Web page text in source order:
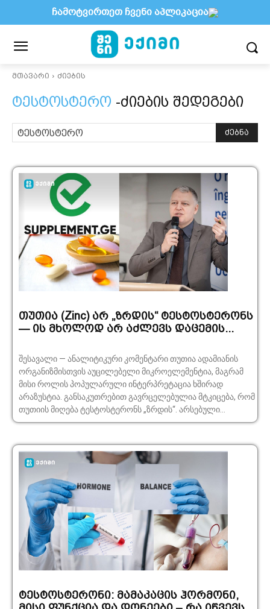
მთავარი ძიების
ტესტოსტერო -ძიების შედეგები
ძებნა
თუთია (Zinc) არ „ზრდის“ ტესტოსტერონს
— ის მხოლოდ არ აძლევს დაცემის...
შესავალი — ანალიტიკური კომენტარი თუთია ადამიანის
ორგანიზმისთვის აუცილებელი მიკროელემენტია, მაგრამ
მისი როლის პოპულარული ინტერპრეტაცია ხშირად
არაზუსტია. განსაკუთრებით გავრცელებულია მტკიცება, რომ
თუთიის მიღება ტესტოსტერონს „ზრდის“. არსებული...
ტესტოსტერონი: მამაკაცის ჰორმონი,
ჩამოტვირთეთ ჩვენი აპლიკაცია